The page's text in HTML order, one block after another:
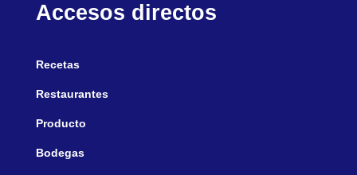
Accesos directos
Recetas
Restaurantes
Producto
Bodegas